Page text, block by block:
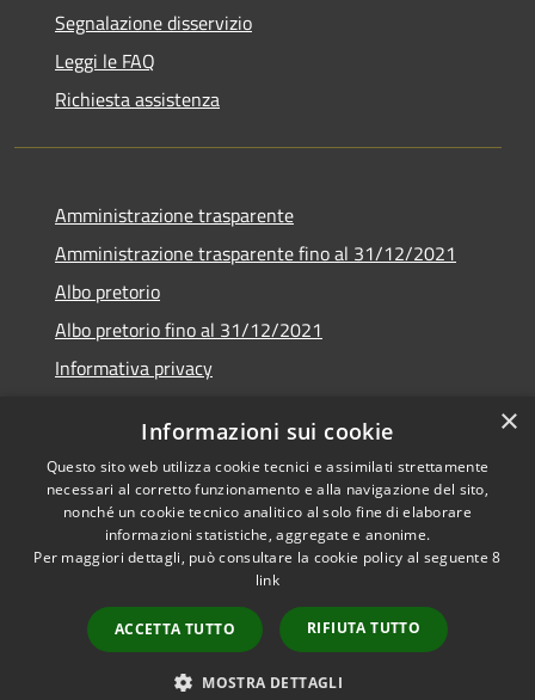
Segnalazione disservizio
Leggi le FAQ
Richiesta assistenza
Amministrazione trasparente
Amministrazione trasparente fino al 31/12/2021
Albo pretorio
Albo pretorio fino al 31/12/2021
Informativa privacy
Dichiarazione di accessibilità
RSS
Copyright © 2026 • Comune di
Municipium•
Accesso
redazione
×
Informazioni sui cookie
Questo sito web utilizza cookie tecnici e assimilati strettamente
necessari al corretto funzionamento e alla navigazione del sito,
nonché un cookie tecnico analitico al solo fine di elaborare
informazioni statistiche, aggregate e anonime.
Per maggiori dettagli, può consultare la cookie policy al seguente8
link
ACCETTA TUTTO RIFIUTA TUTTO
MOSTRA DETTAGLI